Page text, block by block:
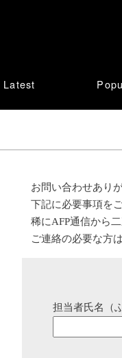
Latest
お問い合わせあり
下記に必要事項を
稀にAFP通信から
ご連絡の必要な方
担当者氏名（